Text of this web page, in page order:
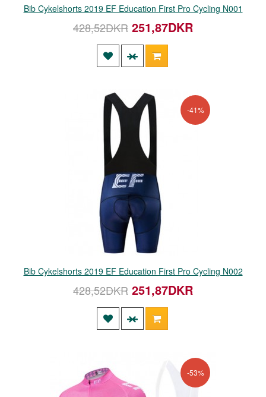
Bib Cykelshorts 2019 EF Education First Pro Cycling N001
428,52DKR 251,87DKR
-41%
Bib Cykelshorts 2019 EF Education First Pro Cycling N002
428,52DKR 251,87DKR
-53%